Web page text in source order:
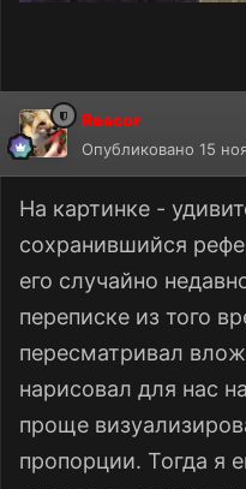
Rescor
Опубликовано 15
На картинке -
сохранившийся
его случайно
переписке из того
пересматривал
нарисовал для нас
проще
пропорции. Тогда я